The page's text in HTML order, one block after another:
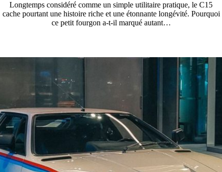
Longtemps considéré comme un simple utilitaire pratique, le C15
cache pourtant une histoire riche et une étonnante longévité. Pourquoi
ce petit fourgon a-t-il marqué autant…